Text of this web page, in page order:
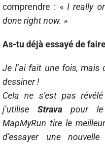
comprendre : « I really
done right now. »
As-tu déjà essayé de
Je l’ai fait une fois, mais
dessiner !
Cela ne s’est pas
j’utilise Stravapour le
MapMyRun tire le
d’essayer une